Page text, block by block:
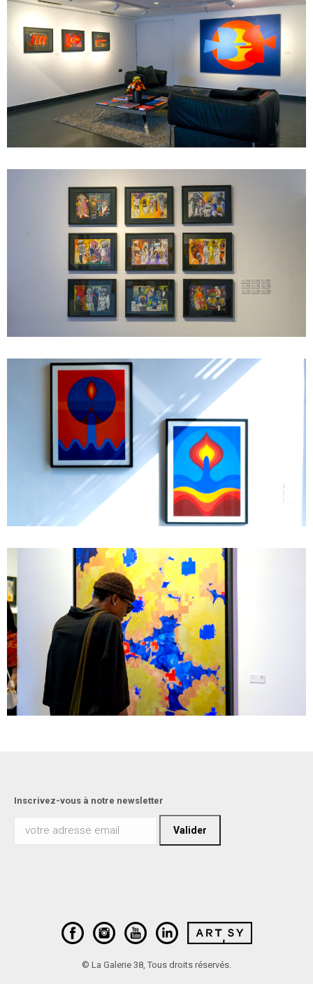
Inscrivez-vous à notre newsletter
© La Galerie 38, Tous droits réservés.